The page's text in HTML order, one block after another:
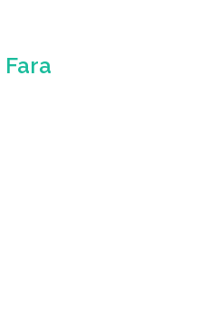
Fara